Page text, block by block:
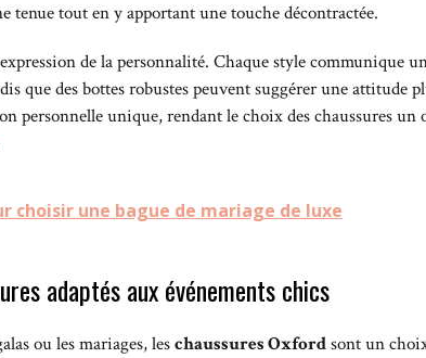
tenue tout en y apportant une touche décontractée.
de la personnalité. Chaque style communique
que des bottes robustes peuvent suggérer une attitude
personnelle unique, rendant le choix des chaussures
choisir une bague de mariage de luxe
adaptés aux événements chics
ou les mariages, leschaussures Oxfordsont un